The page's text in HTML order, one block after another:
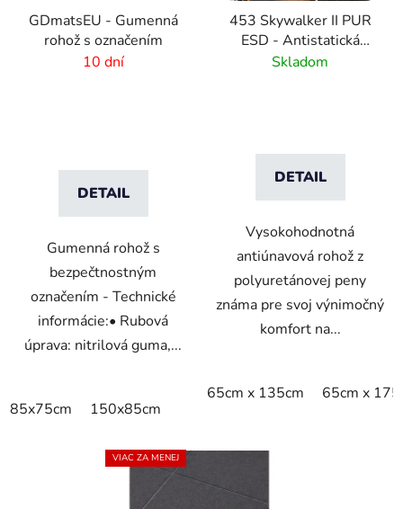
GDmatsEU - Gumenná
rohož s označením
10 dní
DETAIL
Gumenná rohož s
bezpečtnostným
označením - Technické
informácie:• Rubová
úprava: nitrilová guma,...
85x75cm 150x85cm
453 Skywalker II PUR
ESD - Antistatická
polyuretánová rohož s
Skladom
DETAIL
Vysokohodnotná
antiúnavová rohož z
polyuretánovej peny
známa pre svoj výnimočný
komfort na...
65cm x 135cm 65cm x
VIAC ZA MENEJ